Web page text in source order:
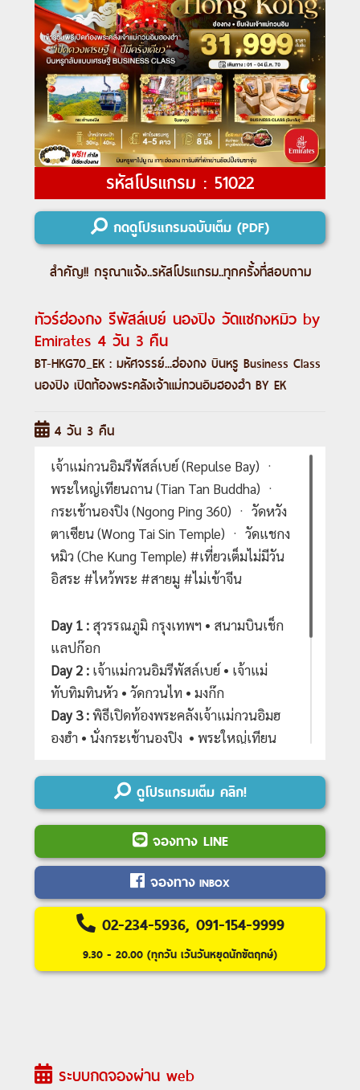
รหัสโปรแกรม : 51022
กดดูโปรแกรมฉบับเต็ม (PDF)
สำคัญ!! กรุณาแจ้ง..รหัสโปรแกรม..ทุกครั้งที่สอบถาม
ทัวร์ฮ่องกง รีพัสล์เบย์ นองปิง วัดแชกงหมิว by
Emirates 4 วัน 3 คืน
BT-HKG70_EK : มหัศจรรย์...ฮ่องกง บินหรู Business Class
นองปิง เปิดท้องพระคลังเจ้าแม่กวนอิมฮองฮำ BY EK
4 วัน 3 คืน
เจ้าแม่กวนอิมรีพัสล์เบย์ (Repulse Bay) ㆍ
พระใหญ่เทียนถาน (Tian Tan Buddha) ㆍ
กระเช้านองปิง (Ngong Ping 360) ㆍ วัดหวัง
ตาเซียน (Wong Tai Sin Temple) ㆍ วัดแชกง
หมิว (Che Kung Temple) #เที่ยวเต็มไม่มีวัน
อิสระ #ไหว้พระ #สายมู #ไม่เข้าจีน
Day 1 : สุวรรณภูมิ กรุงเทพฯ • สนามบินเช็ก
แลปก๊อก
Day 2 : เจ้าแม่กวนอิมรีพัสล์เบย์ • เจ้าแม่
ทับทิมทินหัว • วัดกวนไท • มงก๊ก
Day 3 :พิธีเปิดท้องพระคลังเจ้าแม่กวนอิมฮ
องฮำ • นั่งกระเช้านองปิง • พระใหญ่เทียน
วัดหวังตาเซียน • ร้านหยก•
วเวลรี่• วัดแชกงหมิว • อิสระช้อปปิ้งจิมซาจุ่ย
• สนามบินเช็กแลปก๊อก • สนามบิน
---อ่านรายละเอียดเพิ่มเติม---
ดูโปรแกรมเต็ม คลิก!
จองทาง LINE
จองทาง INBOX
02-234-5936, 091-154-9999
9.30 - 20.00 (ทุกวัน เว้นวันหยุดนักขัตฤกษ์)
ระบบกดจองผ่าน web